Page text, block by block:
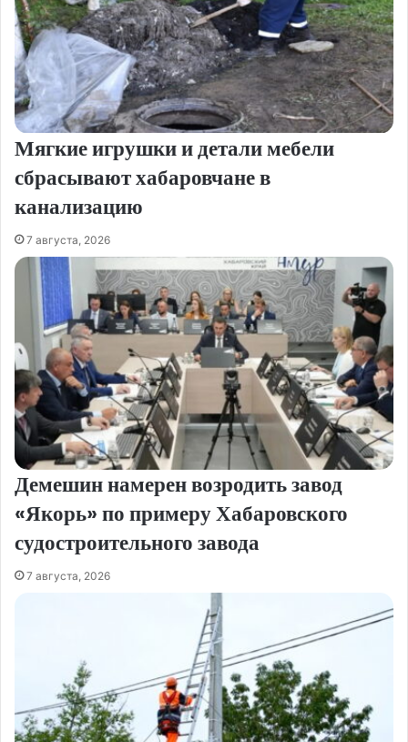
Мягкие игрушки и детали мебели
сбрасывают хабаровчане в
канализацию
7 августа, 2026
Демешин намерен возродить завод
«Якорь» по примеру Хабаровского
судостроительного завода
7 августа, 2026